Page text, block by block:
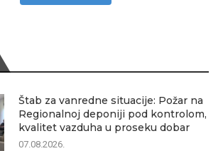
Štab za vanredne situacije: Požar na
Regionalnoj deponiji pod kontrolom,
kvalitet vazduha u proseku dobar
07.08.2026.